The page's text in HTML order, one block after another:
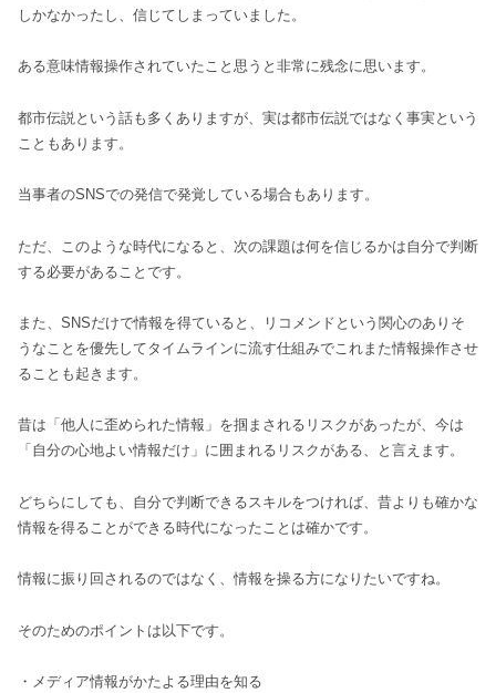
しかなかったし、信じてしまっていました。
ある意味情報操作されていたこと思うと非常に残念に思います。
都市伝説という話も多くありますが、実は都市伝説ではなく事実という
こともあります。
当事者のSNSでの発信で発覚している場合もあります。
ただ、このような時代になると、次の課題は何を信じるかは自分で判断
する必要があることです。
また、SNSだけで情報を得ていると、リコメンドという関心のありそ
うなことを優先してタイムラインに流す仕組みでこれまた情報操作させ
ることも起きます。
昔は「他人に歪められた情報」を掴まされるリスクがあったが、今は
「自分の心地よい情報だけ」に囲まれるリスクがある、と言えます。
どちらにしても、自分で判断できるスキルをつければ、昔よりも確かな
情報を得ることができる時代になったことは確かです。
情報に振り回されるのではなく、情報を操る方になりたいですね。
そのためのポイントは以下です。
・メディア情報がかたよる理由を知る